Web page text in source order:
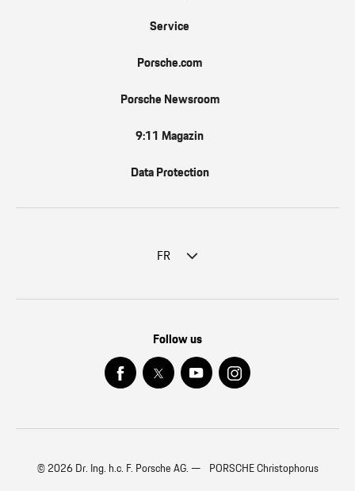
Service
Porsche.com
Porsche Newsroom
9:11 Magazin
Data Protection
FR
Follow us
© 2026 Dr. Ing. h.c. F. Porsche AG. — PORSCHE Christophorus